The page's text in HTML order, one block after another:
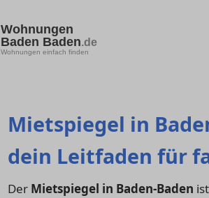
Wohnungen
Baden Baden.de
Wohnungen einfach finden
Mietspiegel in
dein Leitfaden für
Der Mietspiegel in Baden-Baden